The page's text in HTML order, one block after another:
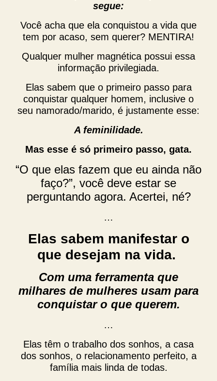
segue:
Você acha que ela conquistou a vida que
tem por acaso, sem querer? MENTIRA!
Qualquer mulher magnética possui essa
informação privilegiada.
Elas sabem que o primeiro passo para
conquistar qualquer homem, inclusive o
seu namorado/marido, é justamente esse:
A feminilidade.
Mas esse é só primeiro passo, gata.
“O que elas fazem que eu ainda não
faço?”, você deve estar se
perguntando agora. Acertei, né?
…
Elas sabem manifestar o
que desejam na vida.
Com uma ferramenta que
milhares de mulheres usam para
conquistar o que querem.
…
Elas têm o trabalho dos sonhos, a casa
dos sonhos, o relacionamento perfeito, a
família mais linda de todas.